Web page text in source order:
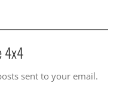
4x4
sent to your email.